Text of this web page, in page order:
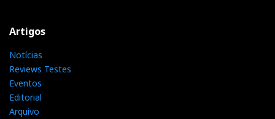
Artigos
Notícias
Reviews Testes
Eventos
Editorial
Arquivo